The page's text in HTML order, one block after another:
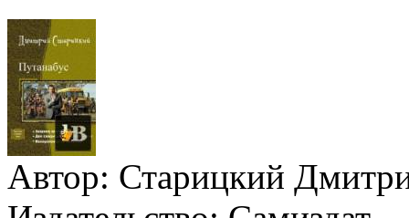
Автор: Старицкий